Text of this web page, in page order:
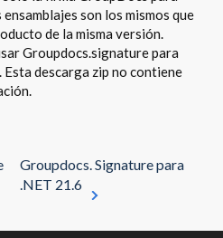
son los mismos que
de la misma versión.
Groupdocs.signature para
descarga zip no contiene
Groupdocs. Signature para
.NET 21.6